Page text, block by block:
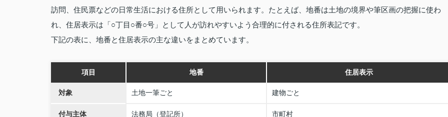
訪問、住民票などの日常生活における住所として用いられます。たとえば、地番は土地の境界や筆区画の把握に使わ
れ、住居表示は「○丁目○番○号」として人が訪れやすいよう合理的に付される住所表記です。
下記の表に、地番と住居表示の主な違いをまとめています。
項目 地番 住居表示
対象 土地一筆ごと 建物ごと
付与主体 法務局（登記所） 市町村